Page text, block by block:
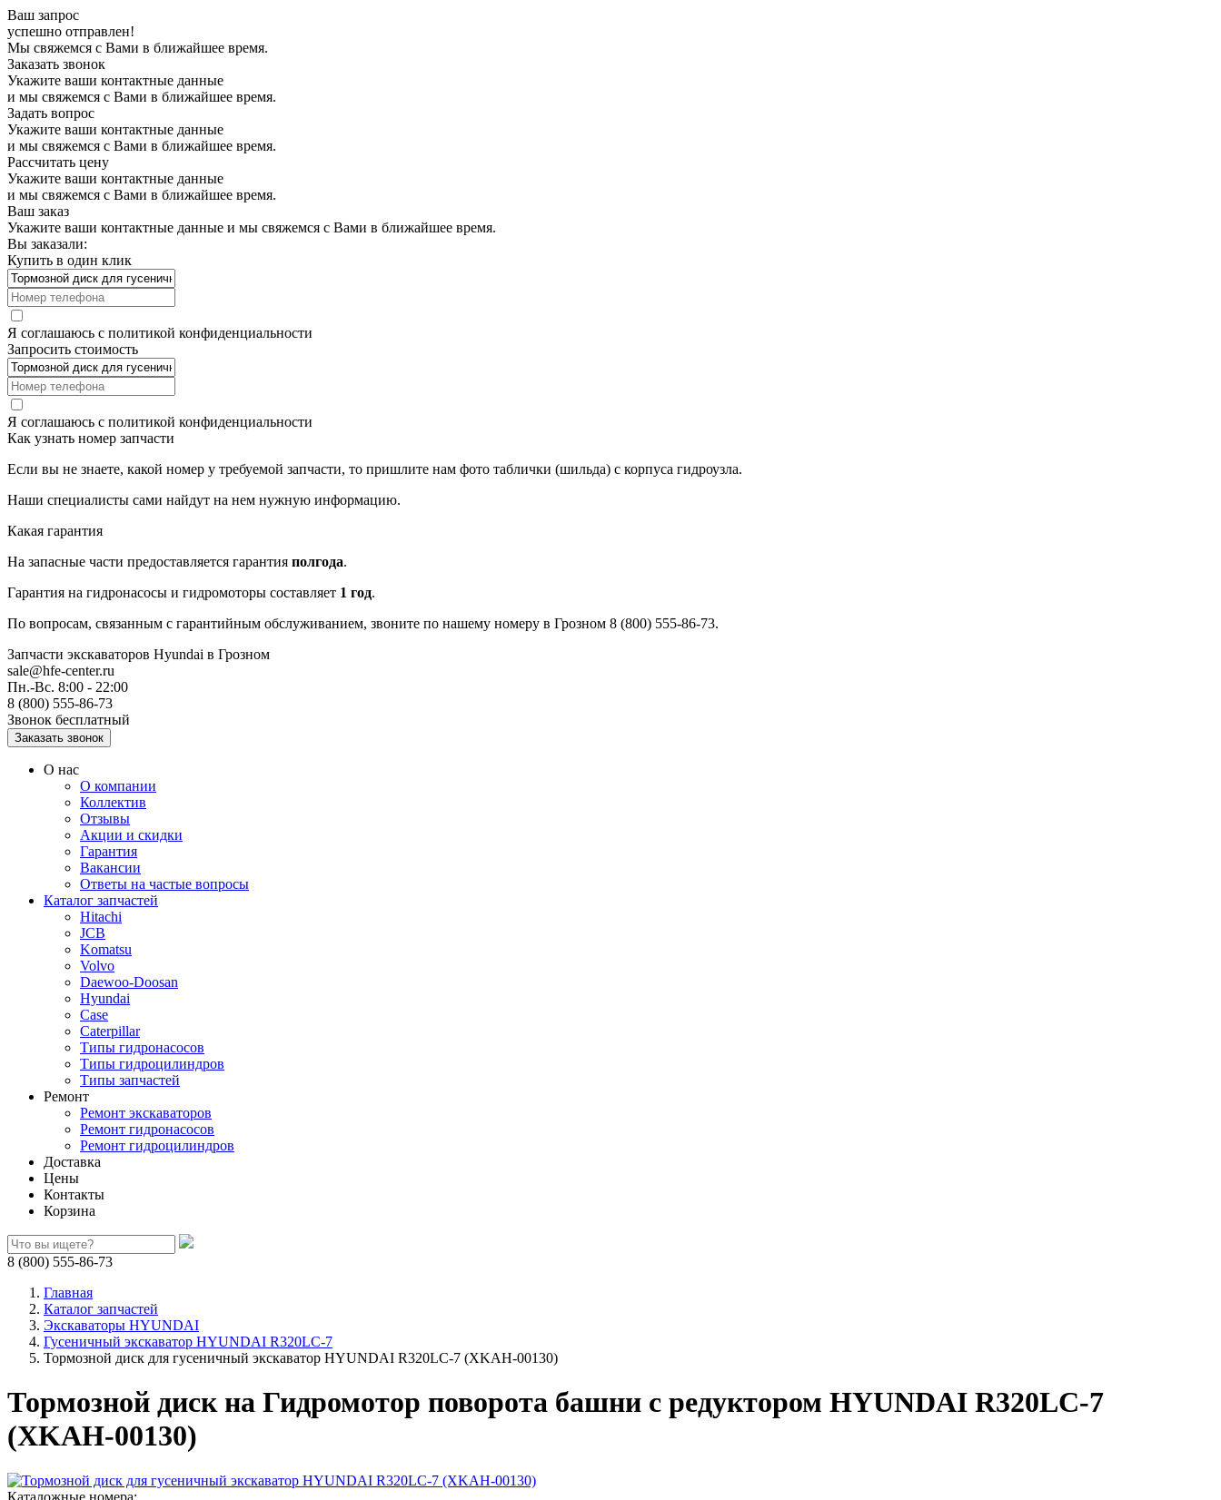
Ваш запрос
успешно отправлен!
Мы свяжемся с Вами в ближайшее время.
Заказать звонок
Укажите ваши контактные данные
и мы свяжемся с Вами в ближайшее время.
Задать вопрос
Укажите ваши контактные данные
и мы свяжемся с Вами в ближайшее время.
Рассчитать цену
Укажите ваши контактные данные
и мы свяжемся с Вами в ближайшее время.
Ваш заказ
Укажите ваши контактные данные и мы свяжемся с Вами в ближайшее время.
Вы заказали:
Купить в один клик
Я соглашаюсь с политикой конфиденциальности
Запросить стоимость
Я соглашаюсь с политикой конфиденциальности
Как узнать номер запчасти
Если вы не знаете, какой номер у требуемой запчасти, то пришлите нам фото таблички (шильда) с корпуса гидроузла.
Наши специалисты сами найдут на нем нужную информацию.
Какая гарантия
На запасные части предоставляется гарантия полгода.
Гарантия на гидронасосы и гидромоторы составляет 1 год.
По вопросам, связанным с гарантийным обслуживанием, звоните по нашему номеру в Грозном 8 (800) 555-86-73.
Запчасти экскаваторов Hyundai в Грозном
sale@hfe-center.ru
Пн.-Вс. 8:00 - 22:00
8 (800) 555-86-73
Звонок бесплатный
О нас
О компании
Коллектив
Отзывы
Акции и скидки
Гарантия
Вакансии
Ответы на частые вопросы
Каталог запчастей
Hitachi
JCB
Komatsu
Volvo
Daewoo-Doosan
Hyundai
Case
Caterpillar
Типы гидронасосов
Типы гидроцилиндров
Типы запчастей
Ремонт
Ремонт экскаваторов
Ремонт гидронасосов
Ремонт гидроцилиндров
Доставка
Цены
Контакты
Корзина
8 (800) 555-86-73
Главная
Каталог запчастей
Экскаваторы HYUNDAI
Гусеничный экскаватор HYUNDAI R320LC-7
Тормозной диск для гусеничный экскаватор HYUNDAI R320LC-7 (XKAH-00130)
Тормозной диск на Гидромотор поворота башни с редуктором HYUNDAI R320LC-7
(XKAH-00130)
Каталожные номера: